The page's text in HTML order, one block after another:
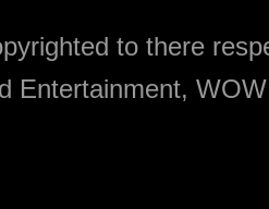
to there
Entertainment,